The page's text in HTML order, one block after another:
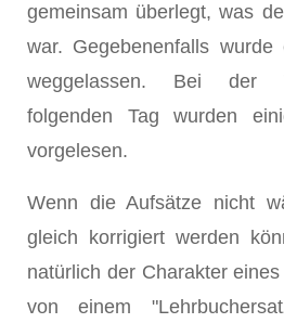
gemeinsam überlegt, was
war. Gegebenenfalls
weggelassen. Bei der
folgenden Tag wurden
vorgelesen.
Wenn die Aufsätze nicht
gleich korrigiert werden
natürlich der Charakter
von einem